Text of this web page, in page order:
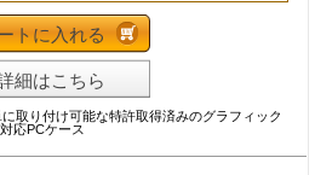
トに入れる
細はこちら
取り付け可能な特許取得済みのグラフィック
応PCケース